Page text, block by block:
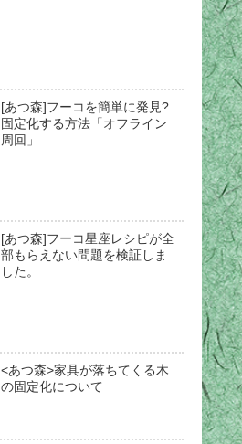
[あつ森]フーコを簡単に発見?
固定化する方法「オフライン
周回」
[あつ森]フーコ星座レシピが全
部もらえない問題を検証しま
した。
<あつ森>家具が落ちてくる木
の固定化について